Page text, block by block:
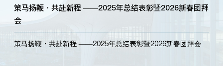
策马扬鞭・共赴新程 ——2025年总结表彰暨2026新春团拜
会
策马扬鞭・共赴新程 ——2025年总结表彰暨2026新春团拜会